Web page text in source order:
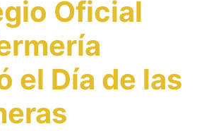
Oficial
el Día de las